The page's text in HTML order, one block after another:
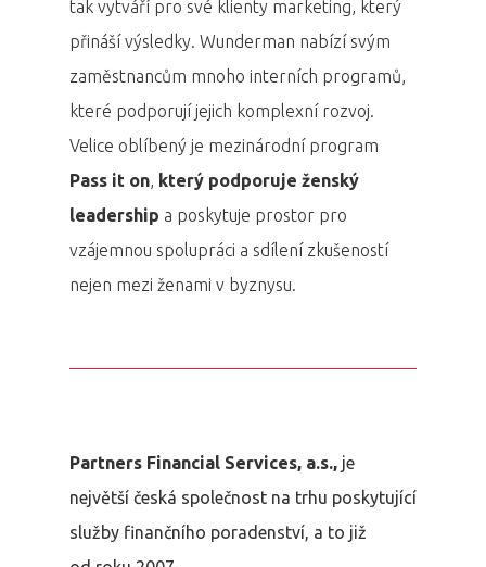
tak vytváří pro své klienty marketing, který
přináší výsledky. Wunderman nabízí svým
zaměstnancům mnoho interních programů,
které podporují jejich komplexní rozvoj.
Velice oblíbený je mezinárodní program
Pass it on, který podporuje ženský
leadership a poskytuje prostor pro
vzájemnou spolupráci a sdílení zkušeností
nejen mezi ženami v byznysu.
Partners Financial Services, a.s., je
největší česká společnost na trhu poskytující
služby finančního poradenství, a to již
Program 26.3.
Program 27.3.
Osobnosti
Dopad
Aktuality